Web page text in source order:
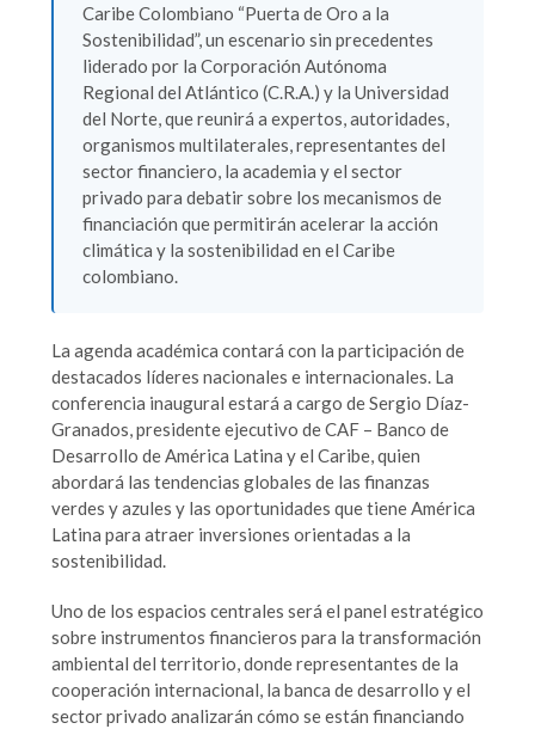
Caribe Colombiano “Puerta de Oro a la
Sostenibilidad”, un escenario sin precedentes
liderado por la Corporación Autónoma
Regional del Atlántico (C.R.A.) y la Universidad
del Norte, que reunirá a expertos, autoridades,
organismos multilaterales, representantes del
sector financiero, la academia y el sector
privado para debatir sobre los mecanismos de
financiación que permitirán acelerar la acción
climática y la sostenibilidad en el Caribe
colombiano.
La agenda académica contará con la participación de
destacados líderes nacionales e internacionales. La
conferencia inaugural estará a cargo de Sergio Díaz-
Granados, presidente ejecutivo de CAF – Banco de
Desarrollo de América Latina y el Caribe, quien
abordará las tendencias globales de las finanzas
verdes y azules y las oportunidades que tiene América
Latina para atraer inversiones orientadas a la
sostenibilidad.
Uno de los espacios centrales será el panel estratégico
sobre instrumentos financieros para la transformación
ambiental del territorio, donde representantes de la
cooperación internacional, la banca de desarrollo y el
sector privado analizarán cómo se están financiando